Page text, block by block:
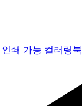
인쇄 가능 컬러링북